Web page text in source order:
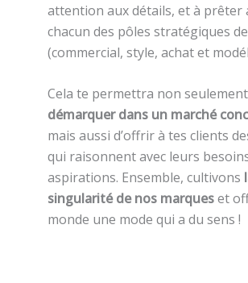
attention aux détails, et à prêter
chacun des pôles stratégiques
(commercial, style, achat et
Cela te permettra non
démarquer dans un marché
mais aussi d’offrir à tes clients
qui raisonnent avec leurs
aspirations. Ensemble, cultivons
singularité de nos marqueset
monde une mode qui a du sens !